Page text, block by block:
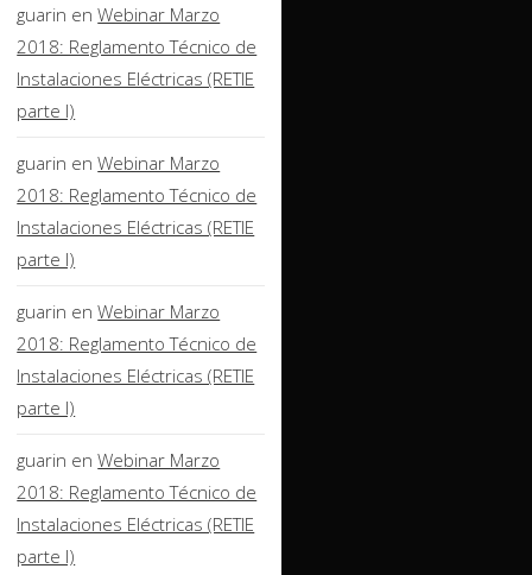
guarin enWebinar Marzo
2018: Reglamento Técnico de
Instalaciones Eléctricas (RETIE
parte I)
guarin enWebinar Marzo
2018: Reglamento Técnico de
Instalaciones Eléctricas (RETIE
parte I)
guarin enWebinar Marzo
2018: Reglamento Técnico de
Instalaciones Eléctricas (RETIE
parte I)
guarin enWebinar Marzo
2018: Reglamento Técnico de
Instalaciones Eléctricas (RETIE
parte I)